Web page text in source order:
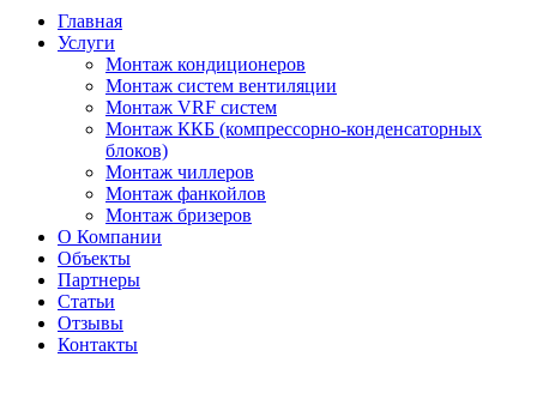
Главная
Услуги
Монтаж кондиционеров
Монтаж cистем вентиляции
Монтаж VRF систем
Монтаж ККБ (компрессорно-конденсаторных
блоков)
Монтаж чиллеров
Монтаж фанкойлов
Монтаж бризеров
О Компании
Объекты
Партнеры
Статьи
Отзывы
Контакты